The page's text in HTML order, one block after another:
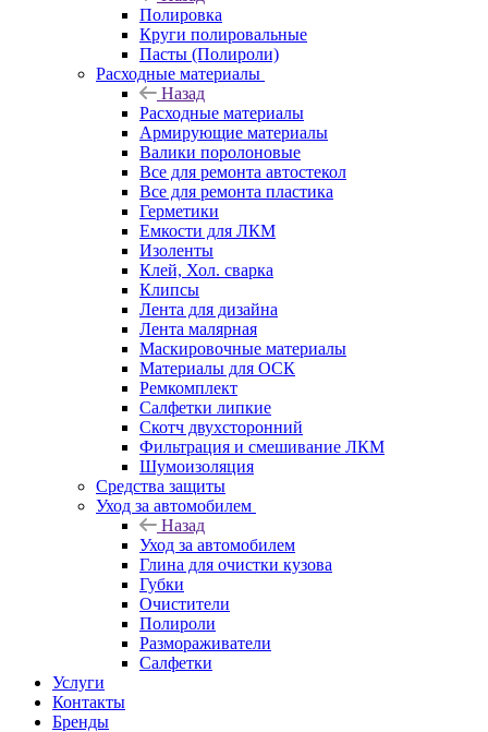
Полировка
Круги полировальные
Пасты (Полироли)
Расходные материалы
Назад
Расходные материалы
Армирующие материалы
Валики поролоновые
Все для ремонта автостекол
Все для ремонта пластика
Герметики
Емкости для ЛКМ
Изоленты
Клей, Хол. сварка
Клипсы
Лента для дизайна
Лента малярная
Маскировочные материалы
Материалы для ОСК
Ремкомплект
Салфетки липкие
Скотч двухсторонний
Фильтрация и смешивание ЛКМ
Шумоизоляция
Средства защиты
Уход за автомобилем
Назад
Уход за автомобилем
Глина для очистки кузова
Губки
Очистители
Полироли
Размораживатели
Салфетки
Услуги
Контакты
Бренды